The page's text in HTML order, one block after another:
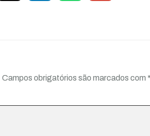
Campos obrigatórios são marcados com